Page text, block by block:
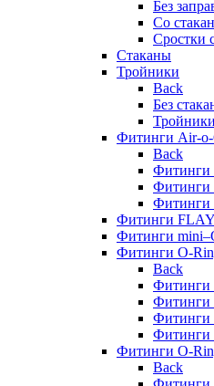
Без
Со
Сростки
Стаканы
Тройники
Back
Без
Фитинги Air-o-
Back
Фитинги
Фитинги
Фитинги
Фитинги O-
Back
Фитинги O-
Back